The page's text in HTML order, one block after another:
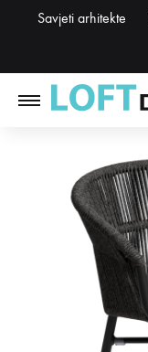
Savjeti arhitekte